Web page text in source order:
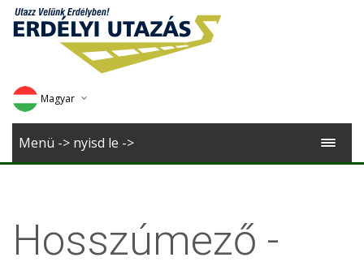
Magyar
Deutsch
Menü -> nyisd le ->
Hosszúmező -